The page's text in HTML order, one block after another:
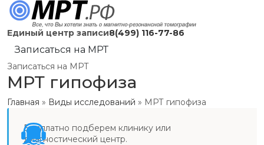
Единый центр записи8(499) 116-77-86
Записаться на МРТ
Записаться на МРТ
МРТ гипофиза
Главная » Виды исследований » МРТ гипофиза
Бесплатно подберем клинику или
диагностический центр.